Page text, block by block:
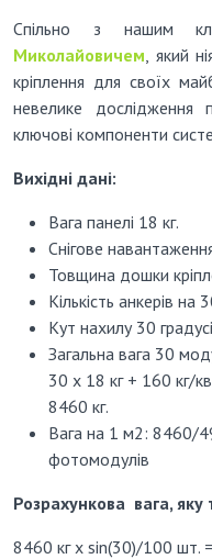
Спільно з нашим
Миколайовичем , який
кріплення для своїх
невелике дослідження
ключові компоненти
Вихідні дані:
Вага панелі 18 кг.
Снігове
Товщина дошки
Кількість анкерів
Кут нахилу 30
Загальна вага 30
30 х 18 кг + 160 кг/
8460 кг.
Вага на 1 м2: 8460/
фотомодулів
Розрахункова вага,
8460 кг х sin(30)/100 шт.